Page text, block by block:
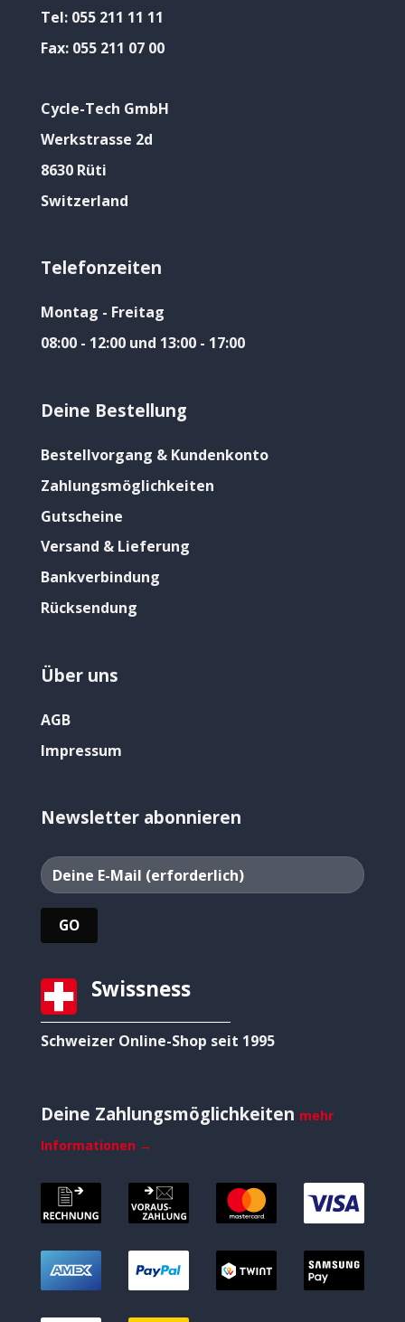
Tel: 055 211 11 11
Fax: 055 211 07 00
Cycle-Tech GmbH
Werkstrasse 2d
8630 Rüti
Switzerland
Telefonzeiten
Montag - Freitag
08:00 - 12:00 und 13:00 - 17:00
Deine Bestellung
Bestellvorgang & Kundenkonto
Zahlungsmöglichkeiten
Gutscheine
Versand & Lieferung
Bankverbindung
Rücksendung
Über uns
AGB
Impressum
Newsletter abonnieren
Swissness
Schweizer Online-Shop seit 1995
Deine Zahlungsmöglichkeiten mehr
Informationen →